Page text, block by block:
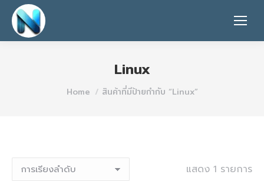
Linux
You are here:
Home สินค้าที่มีป้ายกำกับ “Linux”
แสดง 1 รายการ